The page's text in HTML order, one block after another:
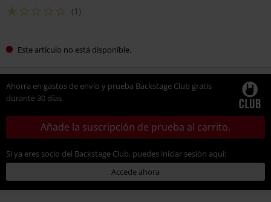
(1)
Este artículo no está disponible.
Ahorra en gastos de envío y prueba Backstage Club gratis
durante 30 días
Añade la suscripción de prueba al carrito.
Si ya eres socio del Backstage Club, puedes iniciar sesión aquí:
Accede ahora